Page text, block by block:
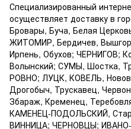
Специализированный
осуществляет доставку в
Бровары, Буча, Белая
ЖИТОМИР, Бердичев,
Ирпень, Обухов; ЧЕРНИГОВ;
Волынский; СУМЫ, Шостка,
РОВНО; ЛУЦК, КОВЕЛЬ,
Дрогобыч, Трускавец,
Збараж, Кременец,
КАМЕНЕЦ-ПОДОЛЬСКИЙ,
ВИННИЦА; ЧЕРНОВЦЫ;